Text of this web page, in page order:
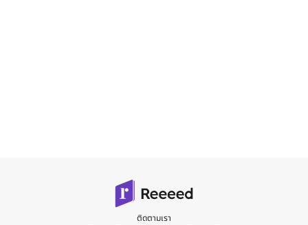
ติดตามเรา